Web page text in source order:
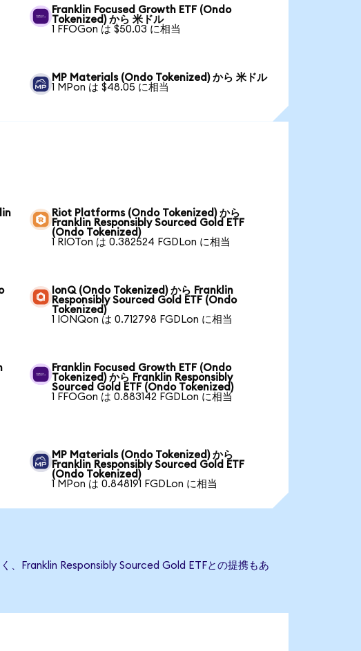
Franklin Focused Growth ETF (Ondo
Tokenized) から 米ドル
1 FFOGon は $50.03 に相当
MP Materials (Ondo Tokenized) から 米ドル
1 MPon は $48.05 に相当
Riot Platforms (Ondo Tokenized) から
Franklin Responsibly Sourced Gold ETF
(Ondo Tokenized)
1 RIOTon は 0.382524 FGDLon に相当
IonQ (Ondo Tokenized) から Franklin
Responsibly Sourced Gold ETF (Ondo
Tokenized)
1 IONQon は 0.712798 FGDLon に相当
Franklin Focused Growth ETF (Ondo
Tokenized) から Franklin Responsibly
Sourced Gold ETF (Ondo Tokenized)
1 FFOGon は 0.883142 FGDLon に相当
MP Materials (Ondo Tokenized) から
Franklin Responsibly Sourced Gold ETF
(Ondo Tokenized)
1 MPon は 0.848191 FGDLon に相当
、Franklin Responsibly Sourced Gold ETFとの提携もあ